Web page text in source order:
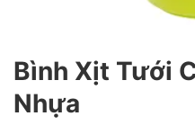
Bình Xịt Tưới
Nhựa